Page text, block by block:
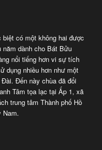
có một không hai được
năm dành cho Bát Bửu
nổi tiếng hơn vi sự tích
dụng nhiều hơn như một
Đến này chùa đã đổi
Tâm tọa lạc tại Ấp 1, xã
trung tâm Thành phố Hồ
Nam.